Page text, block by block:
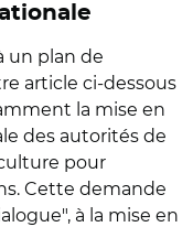
un plan de
article ci-dessous
la mise en
des autorités de
pour
Cette demande
à la mise en